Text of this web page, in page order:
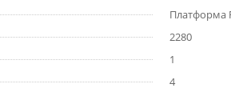
Платформа
2280
1
4